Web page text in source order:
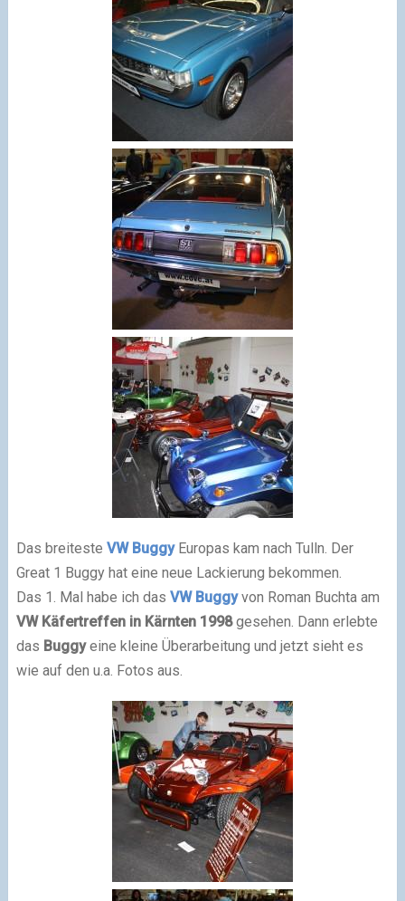
Das breiteste VW BuggyEuropas kam nach Tulln. Der
Great 1 Buggy hat eine neue Lackierung bekommen.
Das 1. Mal habe ich das VW Buggyvon Roman Buchta am
VW Käfertreffen in Kärnten 1998gesehen. Dann erlebte
das Buggyeine kleine Überarbeitung und jetzt sieht es
wie auf den u.a. Fotos aus.